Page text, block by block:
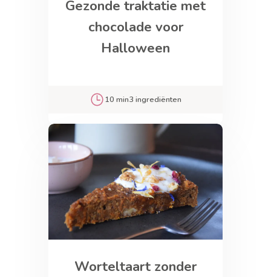
Gezonde traktatie met
chocolade voor
Halloween
10 min3 ingrediënten
Worteltaart zonder